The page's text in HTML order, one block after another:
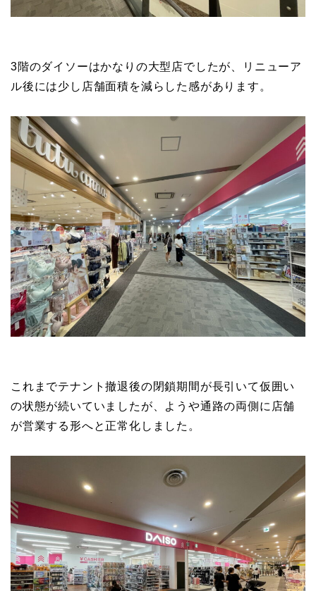
3階のダイソーはかなりの大型店でしたが、リニューア
ル後には少し店舗面積を減らした感があります。
これまでテナント撤退後の閉鎖期間が長引いて仮囲い
の状態が続いていましたが、ようや通路の両側に店舗
が営業する形へと正常化しました。